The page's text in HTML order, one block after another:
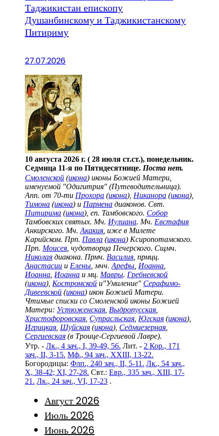
Таджикистан епископу
Душанбинскому и Таджикистанскому
Питириму
27.07.2026
10 августа 2026 г. ( 28 июля ст.ст.), понедельник.
Седмица 11-я по Пятидесятнице. Поста нет.
Смоленской (икона) иконы Божией Матери,
именуемой "Одигитрия" (Путеводительница).
Апп. от 70-ти Прохора (икона), Никанора (икона),
Тимона (икона) и Пармена диаконов. Свт.
Питирима (икона), еп. Тамбовского. Собор
Тамбовских святых. Мч. Иулиана. Мч. Евстафия
Анкирского. Мч.Акакия , иже в Милете
Карийском. Прп. Павла (икона) Ксиропотамского.
Прп. Моисея , чудотворца Печерского. Сщмч.
Николая диакона. Прмч. Василия , прмцц.
Анастасии и Елены , мчч.Арефы Иоанна
Иоанна Иоанна и мц. Мавры. Гребневской
(икона), Костромской и"Умиление" Серафимо-
Дивеевской (икона) икон Божией Матери.
Чтимые списки со Смоленской иконы Божией
Матери: Устюженская Выдропусская
Христофоровская Супрасльская Югская (икона),
Игрицкая Шуйская (икона), Седмиезерная
Сергиевская (в Троице-Сергиевой Лавре).
Утр. -Лк., 4 зач., I, 39-49, 56. Лит. - 2 Кор., 171
зач., II, 3-15. Мф., 94 зач., XXIII, 13-22.
Богородицы:Флп., 240 зач., II, 5-11. Лк., 54 зач.,
X, 38-42; XI, 27-28. Свт.:Евр., 335 зач., XIII, 17-
21. Лк., 24 зач., VI, 17-23 .
Август 2026
Июль 2026
Июнь 2026